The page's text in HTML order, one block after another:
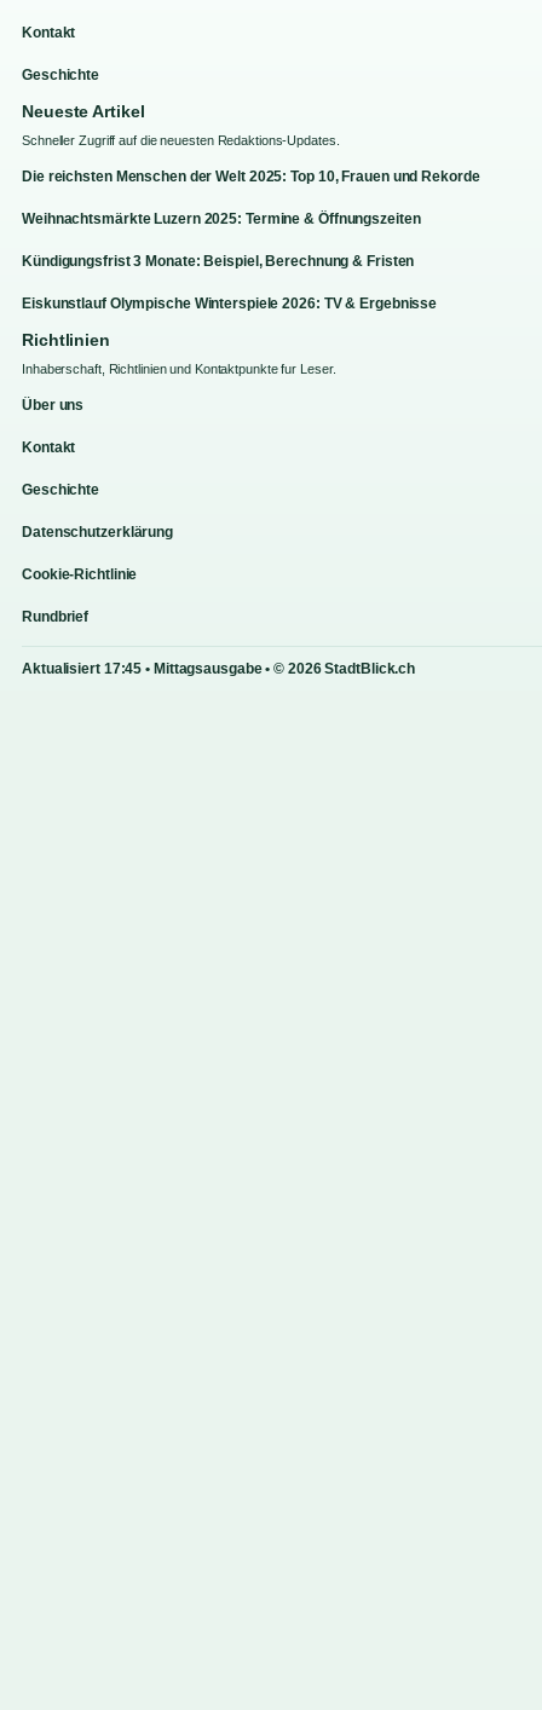
Kontakt
Geschichte
Neueste Artikel
Schneller Zugriff auf die neuesten Redaktions-Updates.
Die reichsten Menschen der Welt 2025: Top 10, Frauen und Rekorde
Weihnachtsmärkte Luzern 2025: Termine & Öffnungszeiten
Kündigungsfrist 3 Monate: Beispiel, Berechnung & Fristen
Eiskunstlauf Olympische Winterspiele 2026: TV & Ergebnisse
Richtlinien
Inhaberschaft, Richtlinien und Kontaktpunkte fur Leser.
Über uns
Kontakt
Geschichte
Datenschutzerklärung
Cookie-Richtlinie
Rundbrief
Aktualisiert 17:45 • Mittagsausgabe • © 2026 StadtBlick.ch